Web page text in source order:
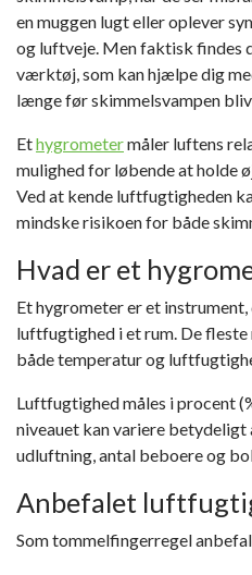
en muggen lugt eller oplever
og luftveje. Men faktisk findes
værktøj, som kan hjælpe dig
længe før skimmelsvampen
Ethygrometermåler luftens
mulighed for løbende at holde
Ved at kende luftfugtigheden
mindske risikoen for både
Hvad er et
Et hygrometer er et
luftfugtighed i et rum. De
både temperatur og
Luftfugtighed måles i procent
niveauet kan variere
udluftning, antal beboere og
Anbefalet
Som tommelfingerregel